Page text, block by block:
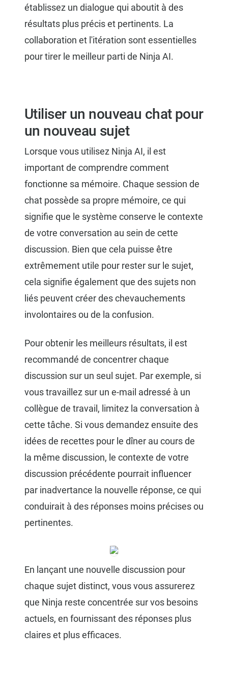
établissez un dialogue qui aboutit à des
résultats plus précis et pertinents. La
collaboration et l'itération sont essentielles
pour tirer le meilleur parti de Ninja AI.
Utiliser un nouveau chat pour
un nouveau sujet
Lorsque vous utilisez Ninja AI, il est
important de comprendre comment
fonctionne sa mémoire. Chaque session de
chat possède sa propre mémoire, ce qui
signifie que le système conserve le contexte
de votre conversation au sein de cette
discussion. Bien que cela puisse être
extrêmement utile pour rester sur le sujet,
cela signifie également que des sujets non
liés peuvent créer des chevauchements
involontaires ou de la confusion.
Pour obtenir les meilleurs résultats, il est
recommandé de concentrer chaque
discussion sur un seul sujet. Par exemple, si
vous travaillez sur un e-mail adressé à un
collègue de travail, limitez la conversation à
cette tâche. Si vous demandez ensuite des
idées de recettes pour le dîner au cours de
la même discussion, le contexte de votre
discussion précédente pourrait influencer
par inadvertance la nouvelle réponse, ce qui
conduirait à des réponses moins précises ou
pertinentes.
En lançant une nouvelle discussion pour
chaque sujet distinct, vous vous assurerez
que Ninja reste concentrée sur vos besoins
actuels, en fournissant des réponses plus
claires et plus efficaces.